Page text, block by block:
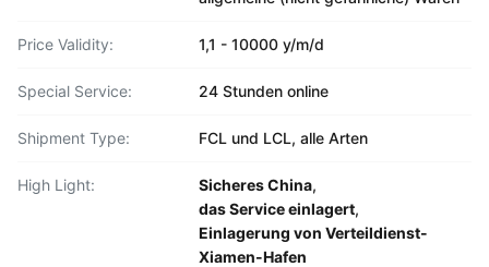
Price Validity: 1,1 - 10000 y/m/d
Special Service: 24 Stunden online
Shipment Type: FCL und LCL, alle Arten
High Light: Sicheres China,
das Service einlagert,
Einlagerung von Verteildienst-
Xiamen-Hafen